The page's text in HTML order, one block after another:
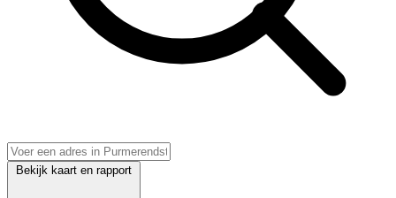
Bekijk kaart en rapport